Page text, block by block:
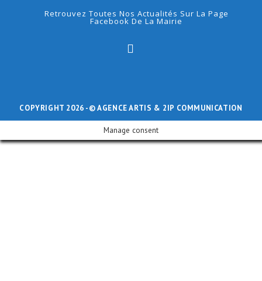
Retrouvez Toutes Nos Actualités Sur La Page
Facebook De La Mairie
COPYRIGHT 2026 -© AGENCE ARTIS & 2IP COMMUNICATION
Manage consent